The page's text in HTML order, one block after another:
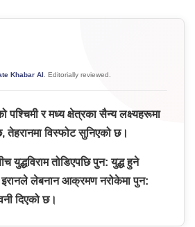
Khabar AI . Editorially reviewed.
पश्चिमी र मध्य क्षेत्रका सैन्य लक्ष्यहरूमा
विस्फोट सुनिएको छ।
युद्धविराम तोडिएपछि पुन: युद्ध हुने
लेबनान आक्रमण नरोकेमा पुन:
दिएको छ।